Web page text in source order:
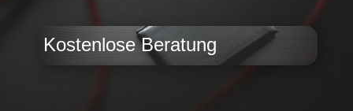
Kostenlose Beratung